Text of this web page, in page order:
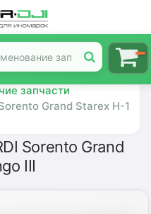
запчасти
Grand Starex H-1
Sorento Grand
III